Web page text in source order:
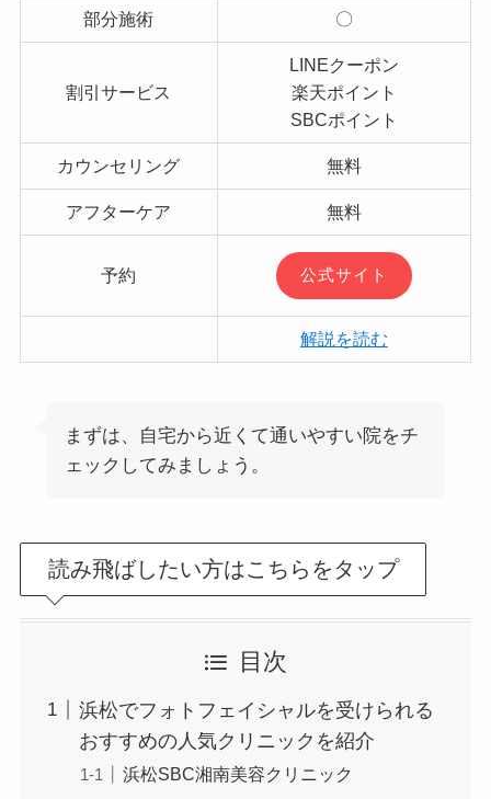
部分施術 〇
割引サービス
LINEクーポン
楽天ポイント
SBCポイント
カウンセリング 無料
アフターケア 無料
予約 公式サイト
解説を読む
まずは、自宅から近くて通いやすい院をチ
ェックしてみましょう。
読み飛ばしたい方はこちらをタップ
目次
浜松でフォトフェイシャルを受けられる
おすすめの人気クリニックを紹介
浜松SBC湘南美容クリニック